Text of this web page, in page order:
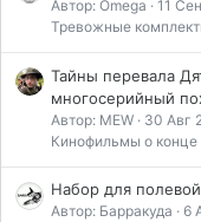
Автор: Omega 11
Тревожные
Тайны перевала
многосерийный
Автор: MEW 30 Авг
Кинофильмы о конце
Набор для
Автор: Барракуда 6